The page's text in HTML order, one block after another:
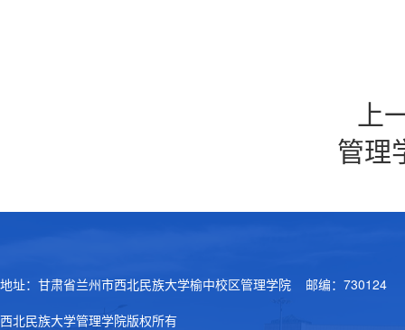
上
管理
地址：甘肃省兰州市西北民族大学榆中校区管理学院 邮编：730124
西北民族大学管理学院版权所有